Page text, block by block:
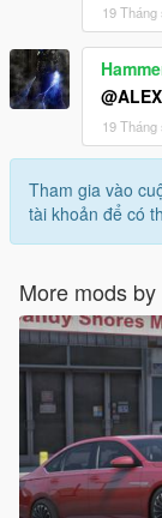
19 Tháng
19 Tháng
Tham gia vào
tài khoản để có
More mods by